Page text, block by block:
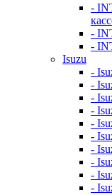
-
-
-
Isuzu
-
-
-
-
-
-
-
-
-
-